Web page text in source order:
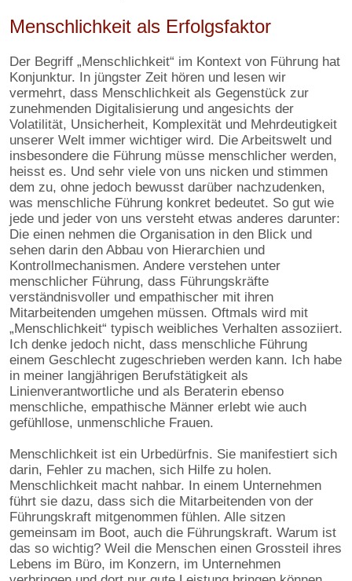
Menschlichkeit als Erfolgsfaktor
Der Begriff „Menschlichkeit“ im Kontext von Führung hat
Konjunktur. In jüngster Zeit hören und lesen wir
vermehrt, dass Menschlichkeit als Gegenstück zur
zunehmenden Digitalisierung und angesichts der
Volatilität, Unsicherheit, Komplexität und Mehrdeutigkeit
unserer Welt immer wichtiger wird. Die Arbeitswelt und
insbesondere die Führung müsse menschlicher werden,
heisst es. Und sehr viele von uns nicken und stimmen
dem zu, ohne jedoch bewusst darüber nachzudenken,
was menschliche Führung konkret bedeutet. So gut wie
jede und jeder von uns versteht etwas anderes darunter:
Die einen nehmen die Organisation in den Blick und
sehen darin den Abbau von Hierarchien und
Kontrollmechanismen. Andere verstehen unter
menschlicher Führung, dass Führungskräfte
verständnisvoller und empathischer mit ihren
Mitarbeitenden umgehen müssen. Oftmals wird mit
„Menschlichkeit“ typisch weibliches Verhalten assoziiert.
Ich denke jedoch nicht, dass menschliche Führung
einem Geschlecht zugeschrieben werden kann. Ich habe
in meiner langjährigen Berufstätigkeit als
Linienverantwortliche und als Beraterin ebenso
menschliche, empathische Männer erlebt wie auch
gefühllose, unmenschliche Frauen.
Menschlichkeit ist ein Urbedürfnis. Sie manifestiert sich
darin, Fehler zu machen, sich Hilfe zu holen.
Menschlichkeit macht nahbar. In einem Unternehmen
führt sie dazu, dass sich die Mitarbeitenden von der
Führungskraft mitgenommen fühlen. Alle sitzen
gemeinsam im Boot, auch die Führungskraft. Warum ist
das so wichtig? Weil die Menschen einen Grossteil ihres
Lebens im Büro, im Konzern, im Unternehmen